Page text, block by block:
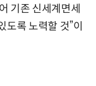
기존 신세계면세
도록 노력할 것”이